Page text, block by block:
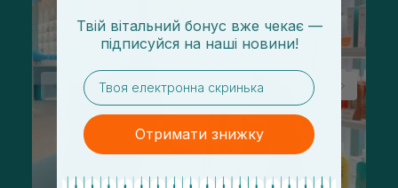
Твій вітальний бонус вже чекає —
підписуйся на наші новини!
email
Отримати знижку